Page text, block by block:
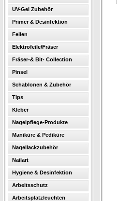
UV-Gel Zubehör
Primer & Desinfektion
Feilen
Elektrofeile/Fräser
Fräser-& Bit- Collection
Pinsel
Schablonen & Zubehör
Tips
Kleber
Nagelpflege-Produkte
Maniküre & Pediküre
Nagellackzubehör
Nailart
Hygiene & Desinfektion
Arbeitsschutz
Arbeitsplatzleuchten